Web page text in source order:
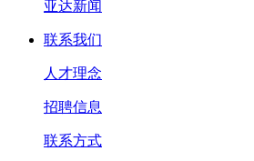
亚达新闻
联系我们
人才理念
招聘信息
联系方式